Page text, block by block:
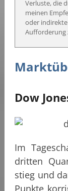
Verluste, die
meinen
oder
Aufforderung
Dow
Im
dritten
stieg und